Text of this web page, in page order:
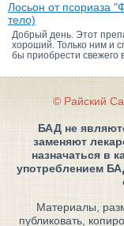
Лосьон от псориаза
тело)
Добрый день. Этот
хороший. Только ним и
бы приобрести свежего
© Райский
БАД не
заменяют
назначаться в
употреблением
Материалы,
публиковать,